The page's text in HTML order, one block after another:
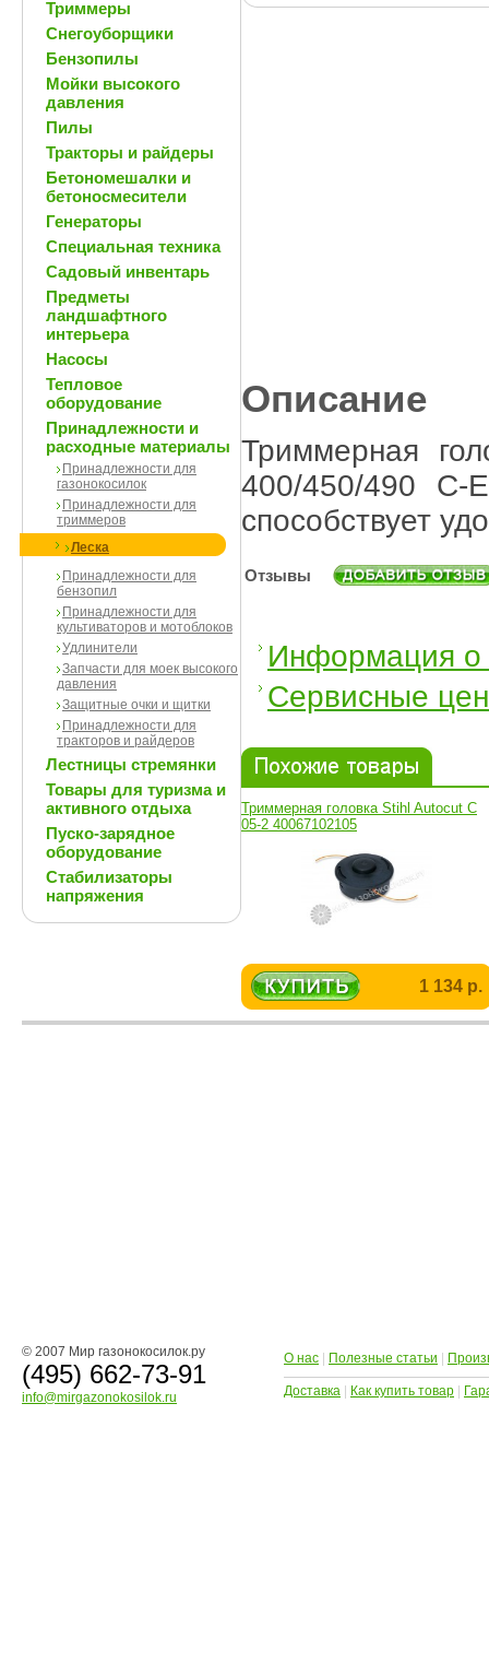
Триммеры
Снегоуборщики
Бензопилы
Мойки высокого
давления
Пилы
Тракторы и райдеры
Бетономешалки и
бетоносмесители
Генераторы
Специальная техника
Садовый инвентарь
Предметы
ландшафтного
интерьера
Насосы
Тепловое
оборудование
Принадлежности и
расходные материалы
Принадлежности для
газонокосилок
Принадлежности для
триммеров
Леска
Принадлежности для
бензопил
Принадлежности для
культиваторов и мотоблоков
Удлинители
Запчасти для моек высокого
давления
Защитные очки и щитки
Принадлежности для
тракторов и райдеров
Лестницы стремянки
Товары для туризма и
активного отдыха
Пуско-зарядное
оборудование
Стабилизаторы
напряжения
Описание
Триммерная
400/450/490 C-
способствует
Отзывы
Информация о
Сервисные
Триммерная головка Stihl Autocut С
05-2 40067102105
1 134 р.
© 2007 Мир газонокосилок.ру
(495) 662-73-91
info@mirgazonokosilok.ru
О нас Полезные статьи
Доставка Как купить товар